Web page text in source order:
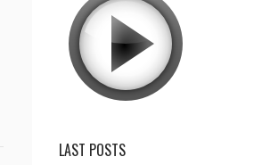
LAST POSTS